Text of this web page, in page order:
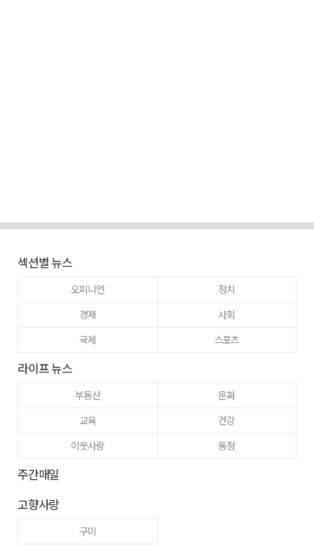
섹션별 뉴스
오피니언
정치
경제
사회
국제
스포츠
라이프 뉴스
부동산
문화
교육
건강
이웃사랑
동정
주간매일
고향사랑
구미